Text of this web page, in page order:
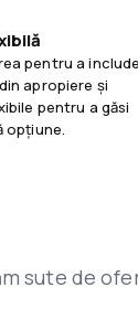
pentru a include
apropiere și
pentru a găsi
opțiune.
sute de